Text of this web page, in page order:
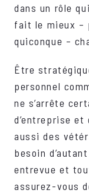
dans un rôle
fait le mieux –
quiconque –
Être
personnel
ne s’arrête
d’entreprise
aussi des
besoin
entrevue et
assurez-vous